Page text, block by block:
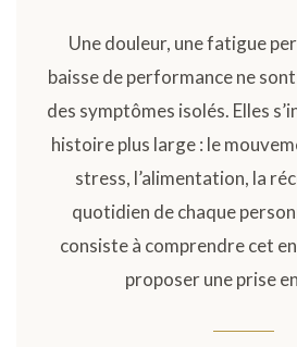
Une douleur, une fatigue
baisse de performance ne
des symptômes isolés. Elles
histoire plus large : le
stress, l’alimentation, la
quotidien de chaque
consiste à comprendre cet
proposer une prise